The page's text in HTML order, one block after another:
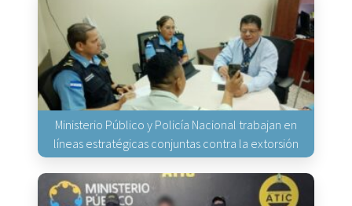
Ministerio Público y Policía Nacional trabajan en
líneas estratégicas conjuntas contra la extorsión